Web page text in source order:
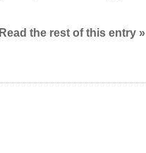
Read the rest of this entry »